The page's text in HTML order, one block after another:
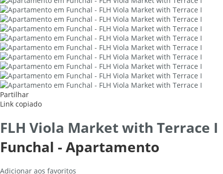
Partilhar
Link copiado
FLH Viola Market with Terrace I
Funchal -Apartamento
Adicionar aos favoritos